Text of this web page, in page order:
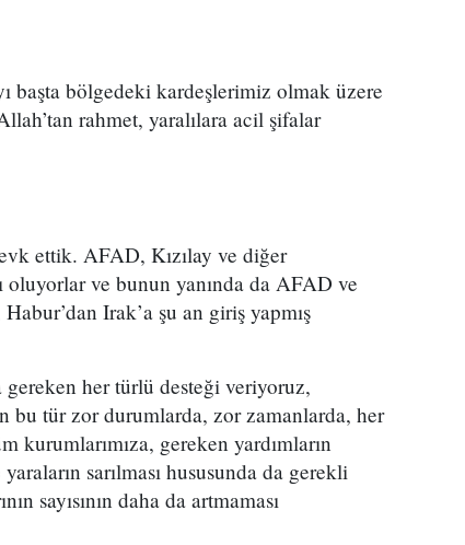
başta bölgedeki kardeşlerimiz olmak üzere
rahmet, yaralılara acil şifalar
ettik. AFAD, Kızılay ve diğer
oluyorlar ve bunun yanında da AFAD ve
Irak’a şu an giriş yapmış
her türlü desteği veriyoruz,
tür zor durumlarda, zor zamanlarda, her
kurumlarımıza, gereken yardımların
sarılması hususunda da gerekli
sayısının daha da artmaması